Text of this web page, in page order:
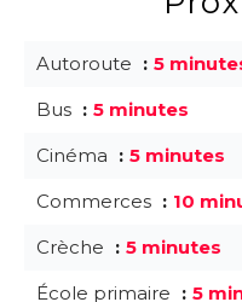
Autoroute
5
Bus
5 minutes
Cinéma
5 minutes
Commerces
10
Crèche
5 minutes
École primaire
5